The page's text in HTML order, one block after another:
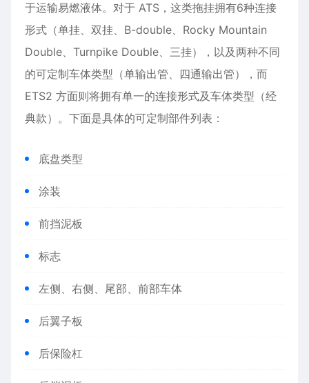
于运输易燃液体。对于 ATS，这类拖挂拥有6种连接
形式（单挂、双挂、B-double、Rocky Mountain
Double、Turnpike Double、三挂），以及两种不同
的可定制车体类型（单输出管、四通输出管），而
ETS2 方面则将拥有单一的连接形式及车体类型（经
典款）。下面是具体的可定制部件列表：
底盘类型
涂装
前挡泥板
标志
左侧、右侧、尾部、前部车体
后翼子板
后保险杠